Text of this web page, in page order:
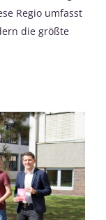
Regio umfasst
die größte